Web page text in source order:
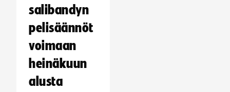
salibandyn
pelisäännöt
voimaan
heinäkuun
alusta